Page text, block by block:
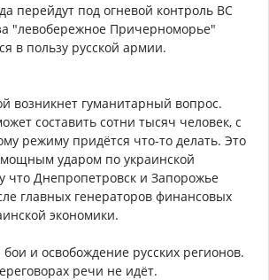
перейдут под огневой контроль ВС
"левобережное Причерноморье"
в пользу русской армии.
возникнет гуманитарный вопрос.
составить сотни тысяч человек, с
режиму придётся что-то делать. Это
ударом по украинской
что Днепропетровск и Запорожье
главных генераторов финансовых
экономики.
и освобождение русских регионов.
речи не идёт.